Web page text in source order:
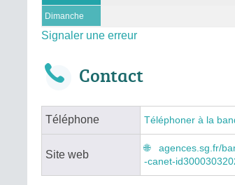
Dimanche
Signaler une erreur
Contact
Téléphone Téléphoner à la
Site web
agences.sg.fr/
-canet-